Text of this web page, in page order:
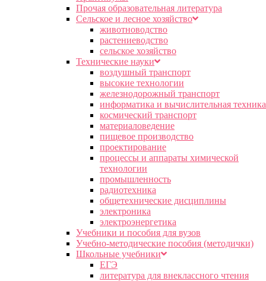
Прочая образовательная литература
Сельское и лесное хозяйство
животноводство
растениеводство
сельское хозяйство
Технические науки
воздушный транспорт
высокие технологии
железнодорожный транспорт
информатика и вычислительная техника
космический транспорт
материаловедение
пищевое производство
проектирование
процессы и аппараты химической
технологии
промышленность
радиотехника
общетехнические дисциплины
электроника
электроэнергетика
Учебники и пособия для вузов
Учебно-методические пособия (методички)
Школьные учебники
ЕГЭ
литература для внеклассного чтения